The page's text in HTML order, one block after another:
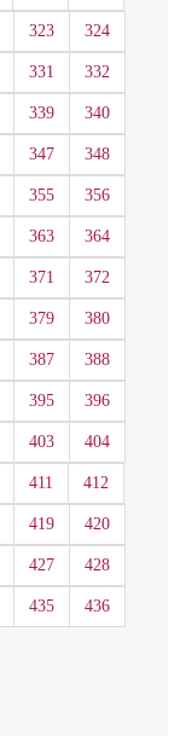
323 324
331 332
339 340
347 348
355 356
363 364
371 372
379 380
387 388
395 396
403 404
411 412
419 420
427 428
435 436